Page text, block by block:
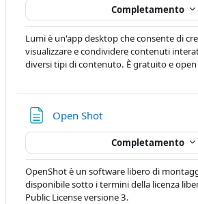
Completamento
Lumi è un'app desktop che consente di
visualizzare e condividere contenuti
diversi tipi di contenuto. È gratuito e open
Open ShotPagina
Completamento
OpenShot è un software libero di
disponibile sotto i termini della licenza
Public License versione 3.